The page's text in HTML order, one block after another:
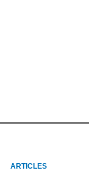
ARTICLES